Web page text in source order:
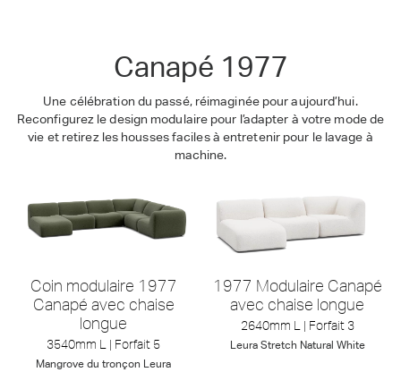
Canapé 1977
Une célébration du passé, réimaginée pour aujourd’hui.
Reconfigurez le design modulaire pour l’adapter à votre mode de
vie et retirez les housses faciles à entretenir pour le lavage à
machine.
Coin modulaire 1977
Canapé avec chaise
longue
3540mm L | Forfait 5
Mangrovedu tronçon Leura
1977 Modulaire Canapé
avec chaise longue
2640mm L | Forfait 3
Leura Stretch Natural White